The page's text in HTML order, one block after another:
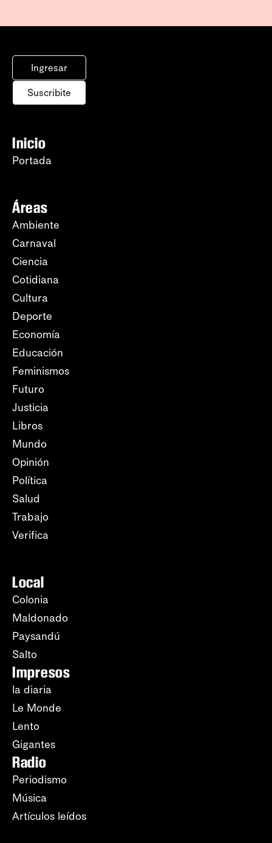
Ingresar
Suscribite
Inicio
Portada
Áreas
Ambiente
Carnaval
Ciencia
Cotidiana
Cultura
Deporte
Economía
Educación
Feminismos
Futuro
Justicia
Libros
Mundo
Opinión
Política
Salud
Trabajo
Verifica
Local
Colonia
Maldonado
Paysandú
Salto
Impresos
la diaria
Le Monde
Lento
Gigantes
Radio
Periodismo
Música
Artículos leídos